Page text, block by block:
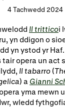
4 Tachwedd 2024
Il tritticoi
yn ddigon o
yn ystod yr
opera un act
Il tabarro (
) a Gianni
yma mewn
wledd